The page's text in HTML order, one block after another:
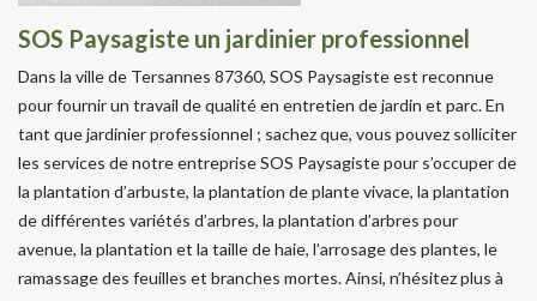
SOS Paysagiste un jardinier professionnel
Dans la ville de Tersannes 87360, SOS Paysagiste est reconnue
pour fournir un travail de qualité en entretien de jardin et parc. En
tant que jardinier professionnel ; sachez que, vous pouvez solliciter
les services de notre entreprise SOS Paysagiste pour s’occuper de
la plantation d’arbuste, la plantation de plante vivace, la plantation
de différentes variétés d’arbres, la plantation d’arbres pour
avenue, la plantation et la taille de haie, l’arrosage des plantes, le
ramassage des feuilles et branches mortes. Ainsi, n’hésitez plus à